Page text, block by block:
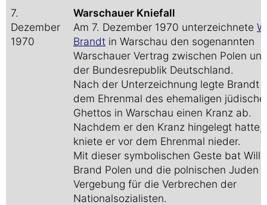
7.
Dezember
1970
Warschauer Kniefall
Am 7. Dezember 1970 unterzeichnete
Brandt in Warschau den sogenannten
Warschauer Vertrag zwischen Polen
der Bundesrepublik Deutschland.
Nach der Unterzeichnung legte Brandt
dem Ehrenmal des ehemaligen
Ghettos in Warschau einen Kranz ab.
Nachdem er den Kranz hingelegt hatte,
kniete er vor dem Ehrenmal nieder.
Mit dieser symbolischen Geste bat Willy
Brand Polen und die polnischen Juden
Vergebung für die Verbrechen der
Nationalsozialisten.